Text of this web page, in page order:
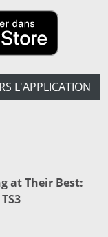
L'APPLICATION
at Their Best: